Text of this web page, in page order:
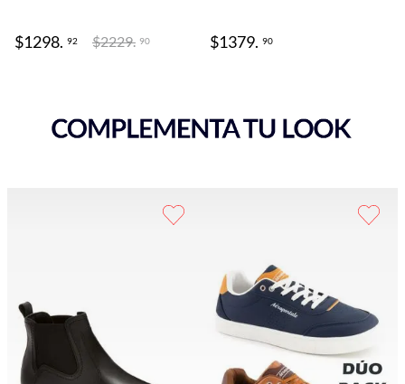
$1298. 92 $2229. 90 $1379. 90